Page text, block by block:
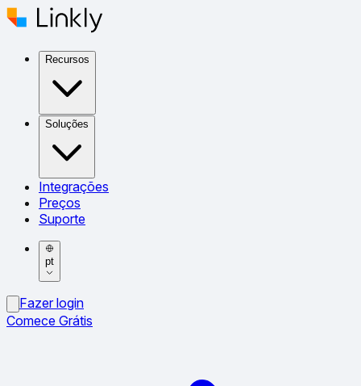
Recursos
Soluções
Integrações
Preços
Suporte
pt
Fazer login
Comece Grátis